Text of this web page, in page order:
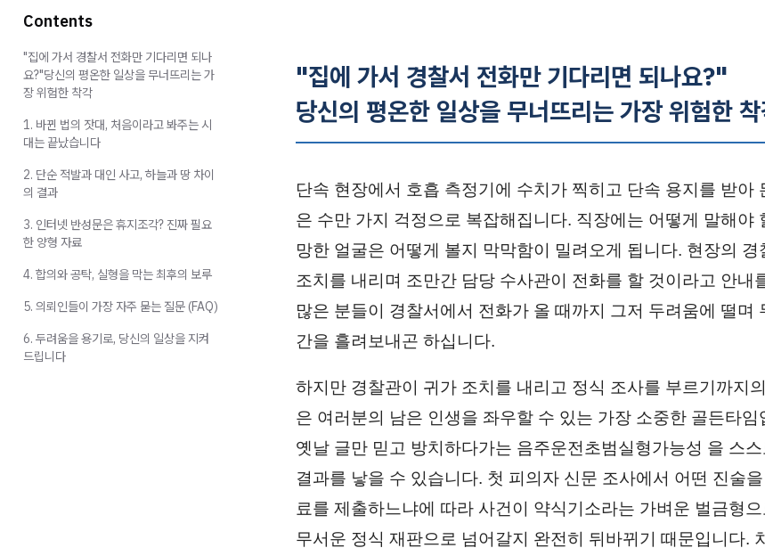
"집에 가서 경찰서 전화만 기다리면 되나요?"
당신의 평온한 일상을 무너뜨리는 가장 위험한
단속 현장에서 호흡 측정기에 수치가 찍히고 단속 용지를 받아
은 수만 가지 걱정으로 복잡해집니다. 직장에는 어떻게 말해야
망한 얼굴은 어떻게 볼지 막막함이 밀려오게 됩니다. 현장의
조치를 내리며 조만간 담당 수사관이 전화를 할 것이라고 안내
많은 분들이 경찰서에서 전화가 올 때까지 그저 두려움에 떨며
간을 흘려보내곤 하십니다.
하지만 경찰관이 귀가 조치를 내리고 정식 조사를 부르기까지
은 여러분의 남은 인생을 좌우할 수 있는 가장 소중한 골든타임
옛날 글만 믿고 방치하다가는 음주운전초범실형가능성 을 스
결과를 낳을 수 있습니다. 첫 피의자 신문 조사에서 어떤 진술
료를 제출하느냐에 따라 사건이 약식기소라는 가벼운 벌금형
무서운 정식 재판으로 넘어갈지 완전히 뒤바뀌기 때문입니다.
Contents
"집에 가서 경찰서 전화만 기다리면 되나
요?"당신의 평온한 일상을 무너뜨리는 가
장 위험한 착각
1. 바뀐 법의 잣대, 처음이라고 봐주는 시
대는 끝났습니다
2. 단순 적발과 대인 사고, 하늘과 땅 차이
의 결과
3. 인터넷 반성문은 휴지조각? 진짜 필요
한 양형 자료
4. 합의와 공탁, 실형을 막는 최후의 보루
5. 의뢰인들이 가장 자주 묻는 질문 (FAQ)
6. 두려움을 용기로, 당신의 일상을 지켜
드립니다